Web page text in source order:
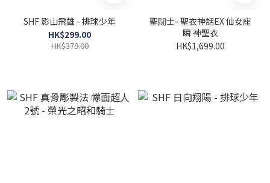
SHF 影山飛雄 - 排球少年
HK$299.00
HK$379.00
聖闘士- 聖衣神話EX 仙女座
瞬 神聖衣
HK$1,699.00